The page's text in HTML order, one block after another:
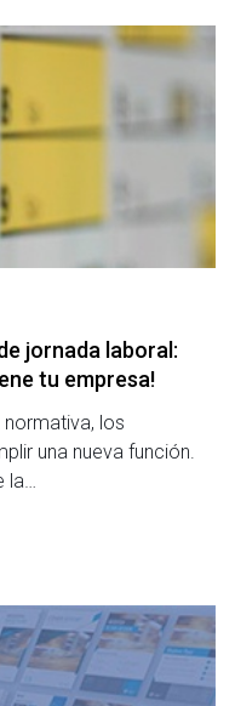
jornada laboral:
tu empresa!
los
una nueva función.
la…